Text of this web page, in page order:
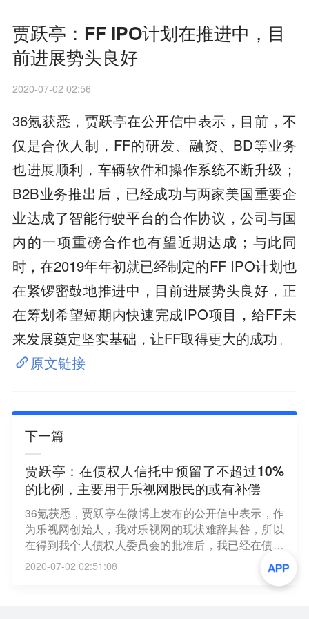
贾跃亭：FF IPO计划在推进中，目
前进展势头良好
2020-07-02 02:56
36氪获悉，贾跃亭在公开信中表示，目前，不
仅是合伙人制，FF的研发、融资、BD等业务
也进展顺利，车辆软件和操作系统不断升级；
B2B业务推出后，已经成功与两家美国重要企
业达成了智能行驶平台的合作协议，公司与国
内的一项重磅合作也有望近期达成；与此同
时，在2019年年初就已经制定的FF IPO计划也
在紧锣密鼓地推进中，目前进展势头良好，正
在筹划希望短期内快速完成IPO项目，给FF未
来发展奠定坚实基础，让FF取得更大的成功。
原文链接
下一篇
贾跃亭：在债权人信托中预留了不超过10%
的比例，主要用于乐视网股民的或有补偿
36氪获悉，贾跃亭在微博上发布的公开信中表示，作
为乐视网创始人，我对乐视网的现状难辞其咎，所以
在得到我个人债权人委员会的批准后，我已经在债权
人信托中预留了不超过10%的比例，主要用于乐视网
股民的或有补偿，待履行完相关法定程序后即可以实
施，我也会安排专门的团队协调乐视网股民的赔偿事
2020-07-02 02:51:08